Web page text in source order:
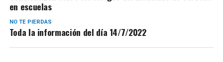
en escuelas
NO TE PIERDAS
Toda la información del día 14/7/2022